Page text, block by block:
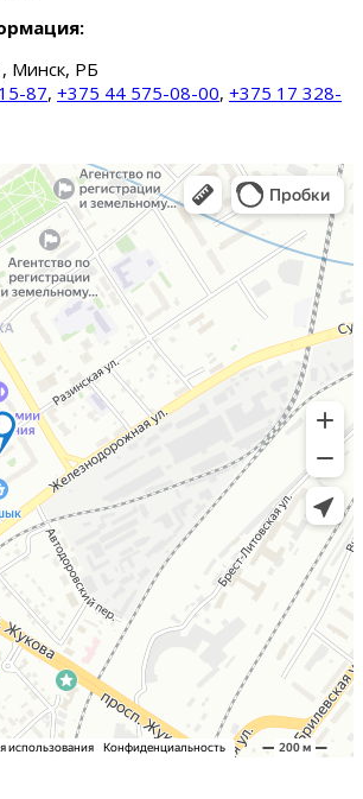
Минск, РБ
87, +375 44 575-08-00, +375 17 328-